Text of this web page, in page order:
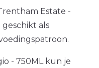
Estate -
geschikt als
- 750ML kun je